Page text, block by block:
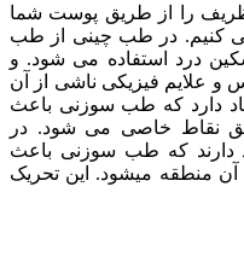
را از طریق پوست شما
می­ کنیم. در طب چینی از طب
درد استفاده می­ شود. و
و علایم فیزیکی ناشی از آن
دارد که طب سوزنی باعث
نقاط خاصی می­ شود. در
دارند که طب سوزنی باعث
منطقه می­شود. این تحریک